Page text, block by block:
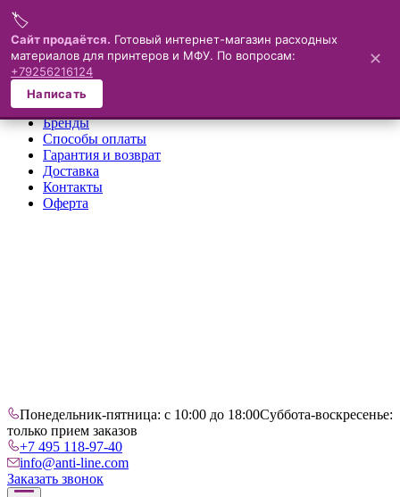
Меню
×
О компании
Каталог
Бренды
Способы оплаты
Гарантия и возврат
Доставка
Контакты
Оферта
Понедельник-пятница: с 10:00 до 18:00Суббота-воскресенье:
только прием заказов
+7 495 118-97-40
info@anti-line.com
Заказать звонок
🏷️
Сайт продаётся. Готовый интернет-магазин расходных
материалов для принтеров и МФУ. По вопросам:
+79256216124
Написать
✕